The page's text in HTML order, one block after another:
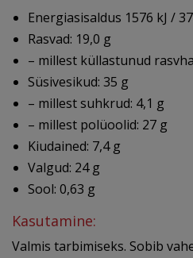
Energiasisaldus 1576 kJ /
Rasvad: 19,0 g
– millest küllastunud
Süsivesikud: 35 g
– millest suhkrud: 4,1 g
– millest polüoolid: 27 g
Kiudained: 7,4 g
Valgud: 24 g
Sool: 0,63 g
Kasutamine:
Valmis tarbimiseks. Sobib